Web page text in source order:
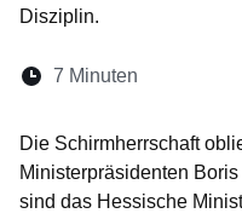
Disziplin.
Lesedauer:
7 Minuten
Die Schirmherrschaft
Ministerpräsidenten
sind das Hessische